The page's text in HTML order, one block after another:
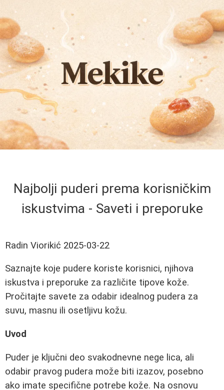
Najbolji puderi prema korisničkim
iskustvima - Saveti i preporuke
Radin Viorikić 2025-03-22
Saznajte koje pudere koriste korisnici, njihova
iskustva i preporuke za različite tipove kože.
Pročitajte savete za odabir idealnog pudera za
suvu, masnu ili osetljivu kožu.
Uvod
Puder je ključni deo svakodnevne nege lica, ali
odabir pravog pudera može biti izazov, posebno
ako imate specifične potrebe kože. Na osnovu